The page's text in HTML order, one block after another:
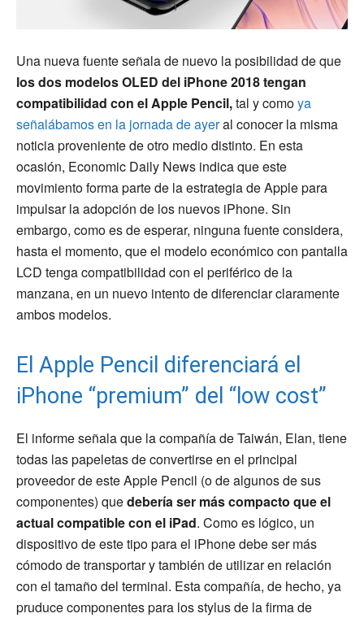
Una nueva fuente señala de nuevo la posibilidad de que
los dos modelos OLED del iPhone 2018 tengan
compatibilidad con el Apple Pencil,tal y comoya
señalábamos en la jornada de ayeral conocer la misma
noticia proveniente de otro medio distinto. En esta
ocasión, Economic Daily News indica que este
movimiento forma parte de la estrategia de Apple para
impulsar la adopción de los nuevos iPhone. Sin
embargo, como es de esperar, ninguna fuente considera,
hasta el momento, que el modelo económico con pantalla
LCD tenga compatibilidad con el periférico de la
manzana, en un nuevo intento de diferenciar claramente
ambos modelos.
El Apple Pencil diferenciará el
iPhone “premium” del “low cost”
El informe señala que la compañía de Taiwán, Elan, tiene
todas las papeletas de convertirse en el principal
proveedor de este Apple Pencil (o de algunos de sus
componentes) quedebería ser más compacto que el
actual compatible con el iPad. Como es lógico, un
dispositivo de este tipo para el iPhone debe ser más
cómodo de transportar y también de utilizar en relación
con el tamaño del terminal. Esta compañía, de hecho, ya
pruduce componentes para los stylus de la firma de